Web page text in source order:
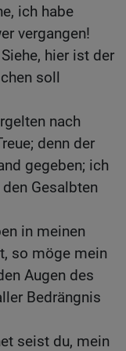
ich habe
vergangen!
hier ist der
soll
nach
denn der
gegeben; ich
Gesalbten
in meinen
so möge mein
Augen des
Bedrängnis
seist du, mein